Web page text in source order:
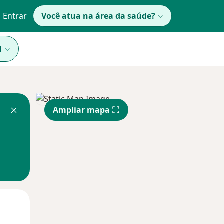
Entrar Você atua na área da saúde?
Ampliar mapa